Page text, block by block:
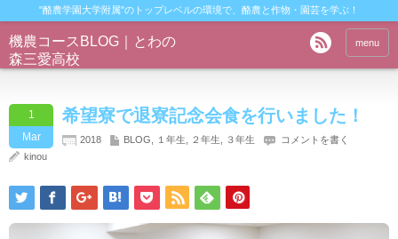
"酪農学園大学附属"のトップレベルの環境で、酪農と作物・園芸を学ぶ！
機農コースBLOG｜とわの
森三愛高校
menu
1
Mar
希望寮で退寮記念会食を行いました！
2018 BLOG １年生 ２年生 ３年生
コメントを書く
kinou